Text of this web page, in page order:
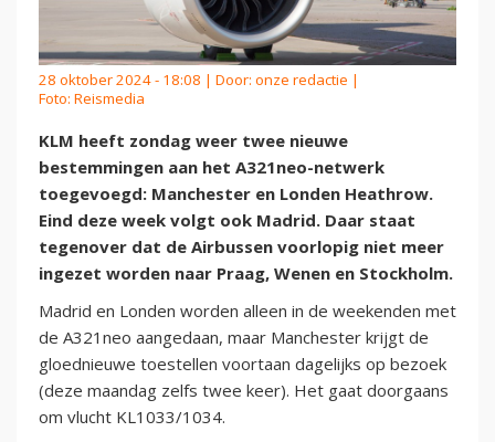
28 oktober 2024 - 18:08 | Door: onze redactie |
Foto: Reismedia
KLM heeft zondag weer twee nieuwe
bestemmingen aan het A321neo-netwerk
toegevoegd: Manchester en Londen Heathrow.
Eind deze week volgt ook Madrid. Daar staat
tegenover dat de Airbussen voorlopig niet meer
ingezet worden naar Praag, Wenen en Stockholm.
Madrid en Londen worden alleen in de weekenden met
de A321neo aangedaan, maar Manchester krijgt de
gloednieuwe toestellen voortaan dagelijks op bezoek
(deze maandag zelfs twee keer). Het gaat doorgaans
om vlucht KL1033/1034.